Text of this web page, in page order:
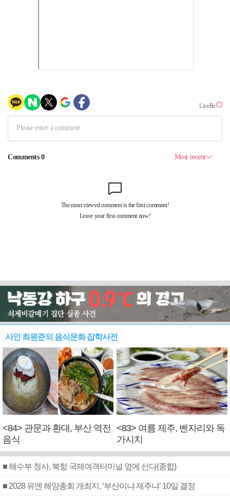
시인 최원준의 음식문화 잡학사전
<84> 관문과 환대, 부산 역전
음식
<83> 여름 제주, 벤자리와 독
가시치
■ 해수부 청사, 북항 국제여객터미널 옆에 선다(종합)
■ 2028 유엔 해양총회 개최지, ‘부산이냐 제주냐’ 10일 결정